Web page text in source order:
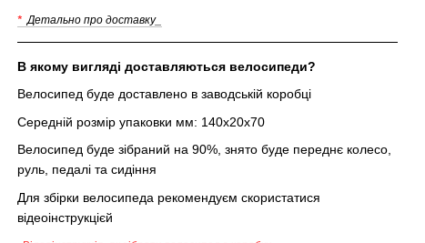
* Детально про доставку_
В якому вигляді доставляються велосипеди?
Велосипед буде доставлено в заводській коробці
Середній розмір упаковки мм: 140х20х70
Велосипед буде зібраний на 90%, знято буде переднє колесо,
руль, педалі та сидіння
Для збірки велосипеда рекомендуєм скористатися
відеоінструкцієй